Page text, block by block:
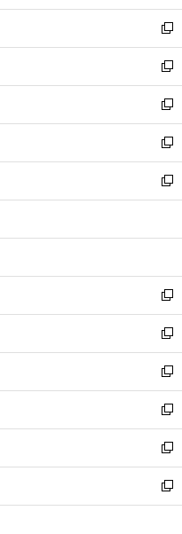
開
く
ウ
で
開
く
ン
ド
ウ
で
開
く
ウ
ィ
ン
ド
ウ
で
開
く
新
し
い
ウ
ィ
ン
ド
ウ
で
開
新
し
い
ウ
ィ
ン
ド
ウ
開
新
し
い
ウ
ィ
ン
ウ
開
く
新
し
い
ウ
ン
ウ
で
開
く
新
し
ウ
ン
ド
ウ
で
開
く
新
し
い
ウ
ィ
ン
ド
ウ
で
開
く
新
し
い
ウ
ィ
ン
ド
ウ
で
開
新
し
い
ウ
ィ
ン
ド
ウ
新
し
い
ウ
ィ
ン
新
し
い
ウ
新
し